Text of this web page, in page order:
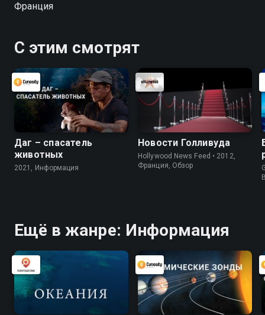
Франция
С этим смотрят
Даг – спасатель
животных
2021, Информация
Новости Голливуда
Hollywood News Feed • 2012,
Франция, Обзор
Ещё в жанре: Информация